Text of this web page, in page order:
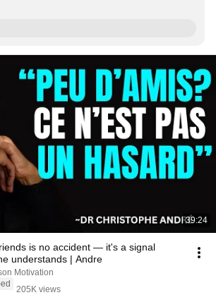
39:24
is no accident — it's a signal
understands | Andre
Motivation
205K views